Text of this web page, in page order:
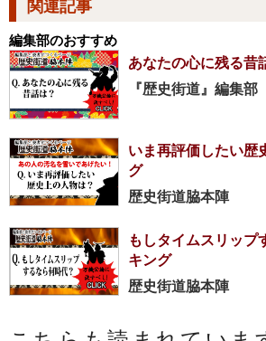
関連記事
編集部のおすすめ
あなたの心に残る昔
『歴史街道』編集部
いま再評価したい歴
グ
歴史街道脇本陣
もしタイムスリップ
キング
歴史街道脇本陣